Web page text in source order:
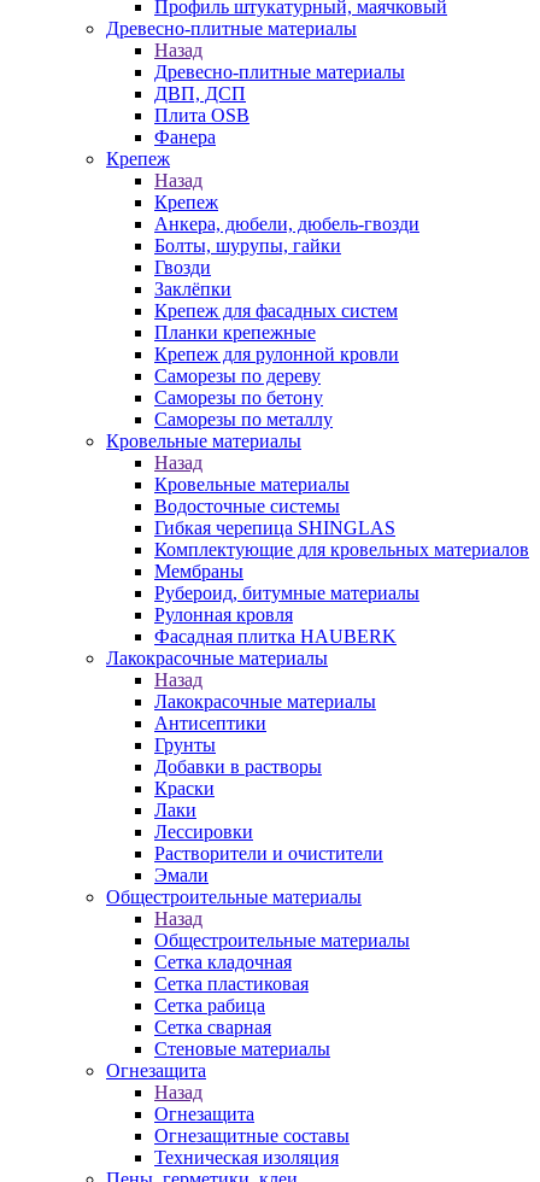
Профиль штукатурный, маячковый
Древесно-плитные материалы
Назад
Древесно-плитные материалы
ДВП, ДСП
Плита OSB
Фанера
Крепеж
Назад
Крепеж
Анкера, дюбели, дюбель-гвозди
Болты, шурупы, гайки
Гвозди
Заклёпки
Крепеж для фасадных систем
Планки крепежные
Крепеж для рулонной кровли
Саморезы по дереву
Саморезы по бетону
Саморезы по металлу
Кровельные материалы
Назад
Кровельные материалы
Водосточные системы
Гибкая черепица SHINGLAS
Комплектующие для кровельных материалов
Мембраны
Рубероид, битумные материалы
Рулонная кровля
Фасадная плитка HAUBERK
Лакокрасочные материалы
Назад
Лакокрасочные материалы
Антисептики
Грунты
Добавки в растворы
Краски
Лаки
Лессировки
Растворители и очистители
Эмали
Общестроительные материалы
Назад
Общестроительные материалы
Сетка кладочная
Сетка пластиковая
Сетка рабица
Сетка сварная
Стеновые материалы
Огнезащита
Назад
Огнезащита
Огнезащитные составы
Техническая изоляция